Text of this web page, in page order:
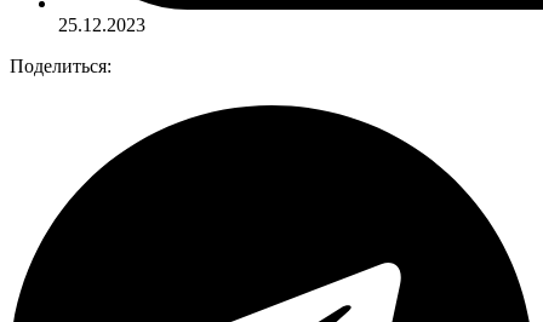
25.12.2023
Поделиться: